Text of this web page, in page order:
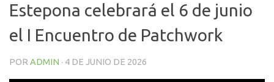
Estepona celebrará el 6 de junio
el I Encuentro de Patchwork
POR ADMIN · 4 DE JUNIO DE 2026